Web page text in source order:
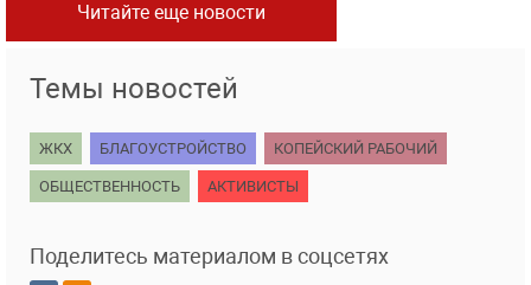
Читайте еще новости
Темы новостей
ЖКХ БЛАГОУСТРОЙСТВО КОПЕЙСКИЙ РАБОЧИЙ
ОБЩЕСТВЕННОСТЬ АКТИВИСТЫ
Поделитесь материалом в соцсетях